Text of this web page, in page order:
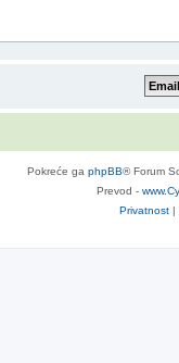
Pokreće ga phpBB® Forum
Prevod -
Privatnost |